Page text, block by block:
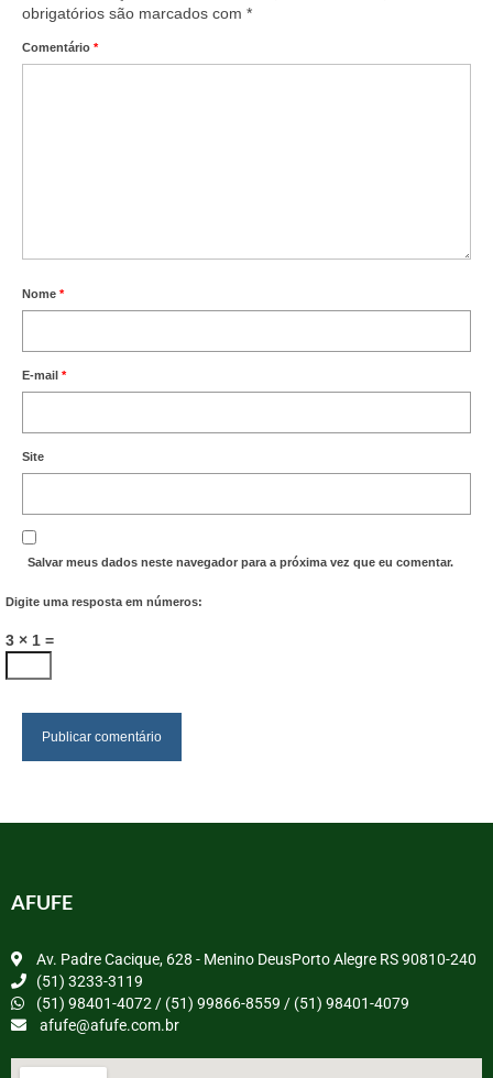
obrigatórios são marcados com *
Comentário *
Nome *
E-mail *
Site
Salvar meus dados neste navegador para a próxima vez que eu comentar.
Digite uma resposta em números:
3 × 1 =
AFUFE
Av. Padre Cacique, 628 - Menino DeusPorto Alegre RS 90810-240
(51) 3233-3119
(51) 98401-4072 / (51) 99866-8559 / (51) 98401-4079
afufe@afufe.com.br